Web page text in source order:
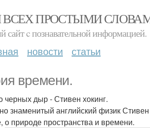
ВСЕХ ПРОСТЫМИ
сайт c познавательной информацией.
новости статьи
времени.
дыр - Стивен хокинг.
знаменитый английский физик
о природе пространства и времени.